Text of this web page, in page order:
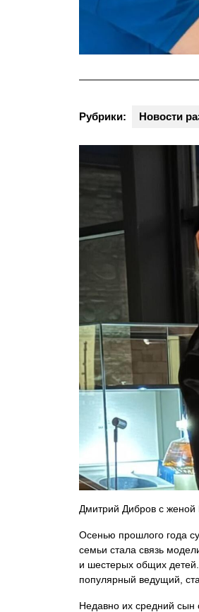
Рубрики: Новости
Дмитрий Дибров с
Осенью прошлого года
семьи стала связь
и шестерых общих
популярный ведущий,
Недавно их средний